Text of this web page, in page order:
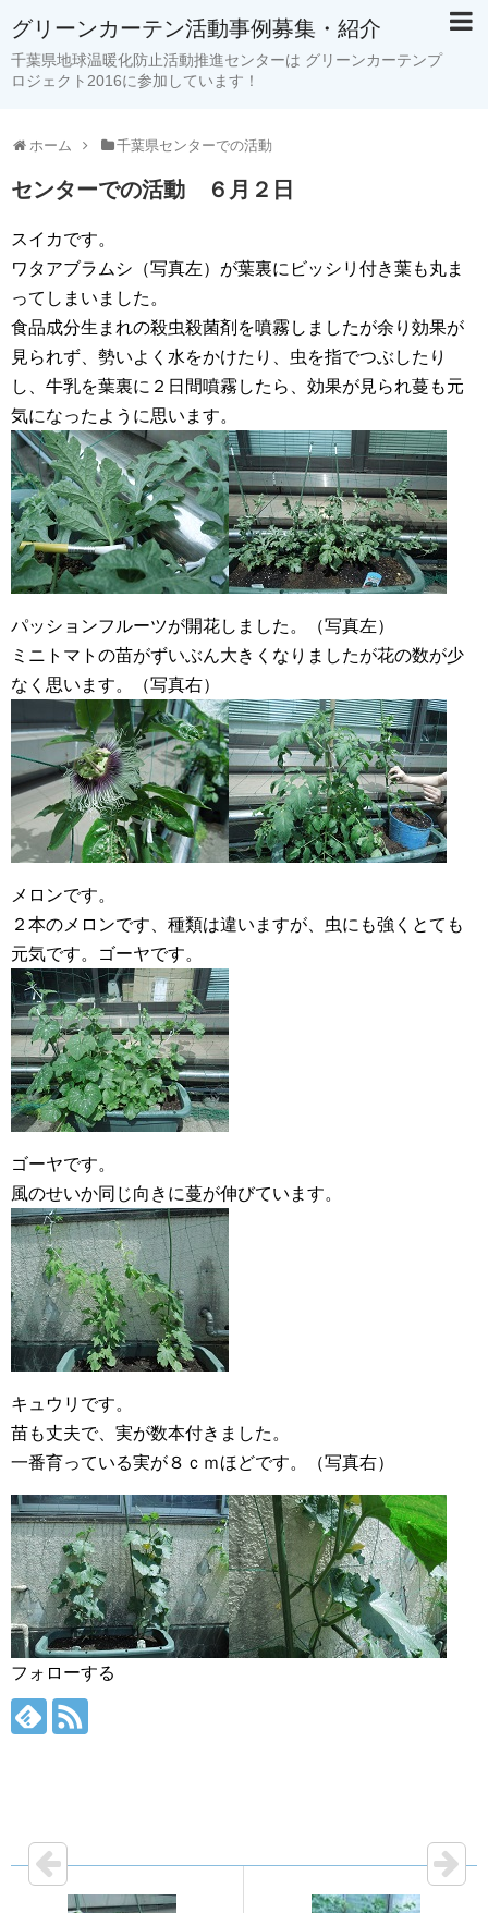
グリーンカーテン活動事例募集・紹介
千葉県地球温暖化防止活動推進センターは グリーンカーテンプ
ロジェクト2016に参加しています！
ホーム 千葉県センターでの活動
センターでの活動 ６月２日
スイカです。
ワタアブラムシ（写真左）が葉裏にビッシリ付き葉も丸ま
ってしまいました。
食品成分生まれの殺虫殺菌剤を噴霧しましたが余り効果が
見られず、勢いよく水をかけたり、虫を指でつぶしたり
し、牛乳を葉裏に２日間噴霧したら、効果が見られ蔓も元
気になったように思います。
パッションフルーツが開花しました。（写真左）
ミニトマトの苗がずいぶん大きくなりましたが花の数が少
なく思います。（写真右）
メロンです。
２本のメロンです、種類は違いますが、虫にも強くとても
元気です。ゴーヤです。
ゴーヤです。
風のせいか同じ向きに蔓が伸びています。
キュウリです。
苗も丈夫で、実が数本付きました。
一番育っている実が８ｃｍほどです。（写真右）
フォローする